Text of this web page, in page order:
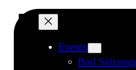
Events
Bad